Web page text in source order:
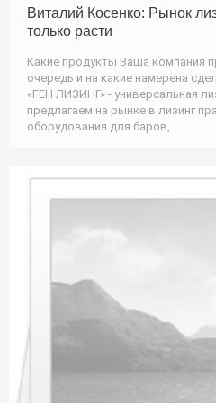
Виталий Косенко: Рынок
только расти
Какие продукты Ваша компания
очередь и на какие намерена
«ГЕН ЛИЗИНГ» - универсальная
предлагаем на рынке в лизинг
оборудования для баров,